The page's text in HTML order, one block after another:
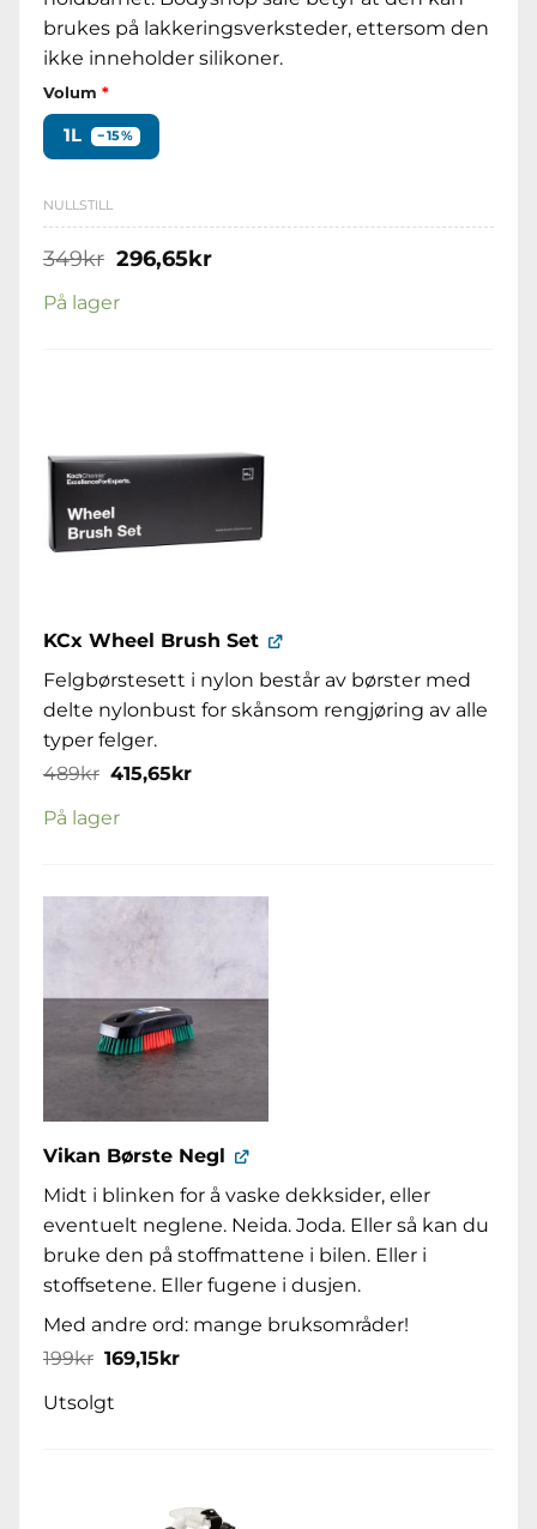
brukes på lakkeringsverksteder, ettersom den
ikke inneholder silikoner.
Volum *
1L −15%
NULLSTILL
349kr Opprinnelig
var:
296,65krNåværende
På lager
KCx Wheel Brush Set
Felgbørstesett i nylon består av børster med
delte nylonbust for skånsom rengjøring av alle
typer felger.
489kr Opprinnelig
var:
489kr.
415,65krNåværende
På lager
Vikan Børste Negl
Midt i blinken for å vaske dekksider, eller
eventuelt neglene. Neida. Joda. Eller så kan du
bruke den på stoffmattene i bilen. Eller i
stoffsetene. Eller fugene i dusjen.
Med andre ord: mange bruksområder!
199kr Opprinnelig
pris
var:
199kr.
169,15krNåværende
Utsolgt